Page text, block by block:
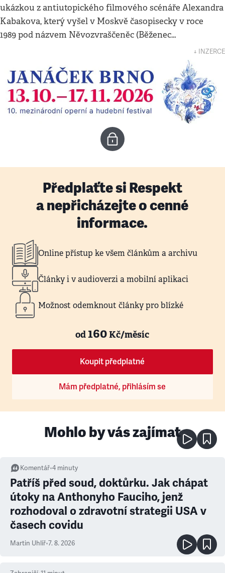
ukázkou z antiutopického filmového scénáře Alexandra
Kabakova, který vyšel v Moskvě časopisecky v roce
1989 pod názvem Něvozvraščeněc (Běženec…
↓ INZERCE
Předplaťte si Respekt
a nepřicházejte o cenné
informace.
Online přístup ke všem článkům a archivu
Články i v audioverzi a mobilní aplikaci
Možnost odemknout články pro blízké
od160Kč/měsíc
Koupit předplatné
Mám předplatné, přihlásím se
Mohlo by vás zajímat
Komentář•4 minuty
Patříš před soud, doktůrku. Jak chápat
útoky na Anthonyho Fauciho, jenž
rozhodoval o zdravotní strategii USA v
časech covidu
Martin Uhlíř•7. 8. 2026